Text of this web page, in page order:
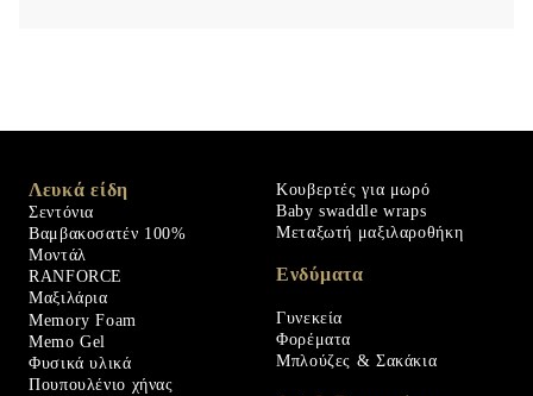
Λευκά είδη
Σεντόνια
Βαμβακοσατέν 100%
Μοντάλ
RANFORCE
Μαξιλάρια
Memory Foam
Memo Gel
Φυσικά υλικά
Πουπουλένιο χήνας
Κουβερτές για μωρό
Baby swaddle wraps
Μεταξωτή μαξιλαροθήκη
Ενδύματα
Γυνεκεία
Φορέματα
Μπλούζες & Σακάκια